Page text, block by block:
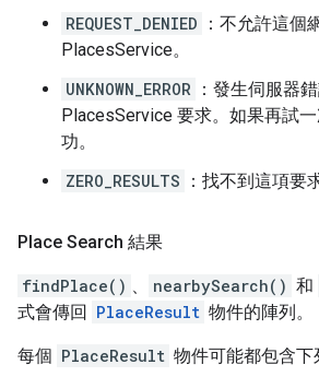
REQUEST_DENIED
：不允許這個
PlacesService。
UNKNOWN_ERROR
：發生伺服器
PlacesService 要求。如果再試
功。
ZERO_RESULTS
：找不到這項要
Place Search 結果
findPlace() 、 nearbySearch() 和
式會傳回 PlaceResult 物件的陣列。
每個 PlaceResult 物件可能都包含下